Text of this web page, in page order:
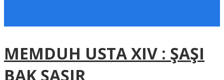
MEMDUH USTA XIV : ŞAŞI
BAK ŞAŞIR